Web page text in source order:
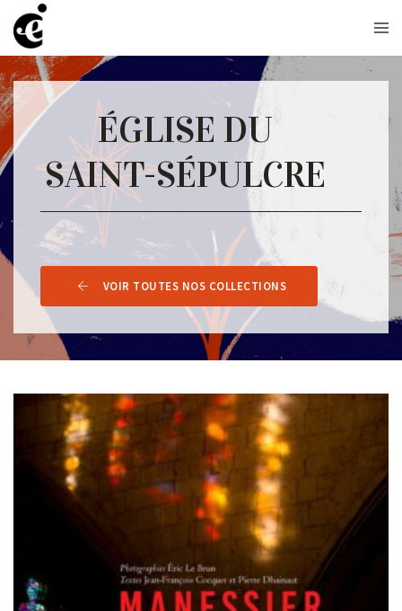
ÉGLISE DU
SAINT-SÉPULCRE
VOIR TOUTES NOS COLLECTIONS